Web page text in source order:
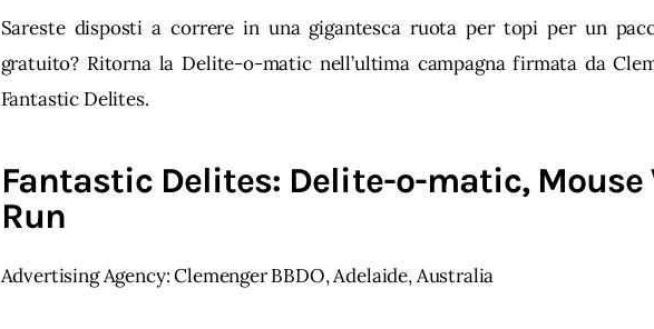
Sareste disposti a correre in una gigantesca ruota per topi per un
gratuito? Ritorna la Delite-o-matic nell’ultima campagna firmata da
Fantastic Delites.
Fantastic Delites: Delite-o-matic, Mouse
Run
Advertising Agency: Clemenger BBDO, Adelaide, Australia